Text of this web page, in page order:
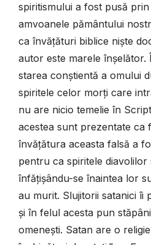
spiritismului a fost pusă
amvoanele pământului
ca învățături biblice niște
autor este marele înșelător.
starea conștientă a omului
spiritele celor morți care
nu are nicio temelie în
acestea sunt prezentate ca
învățătura aceasta falsă a
pentru ca spiritele diavolilor
înfățișându-se înaintea lor
au murit. Slujitorii satanici îi
și în felul acesta pun
omenești. Satan are o